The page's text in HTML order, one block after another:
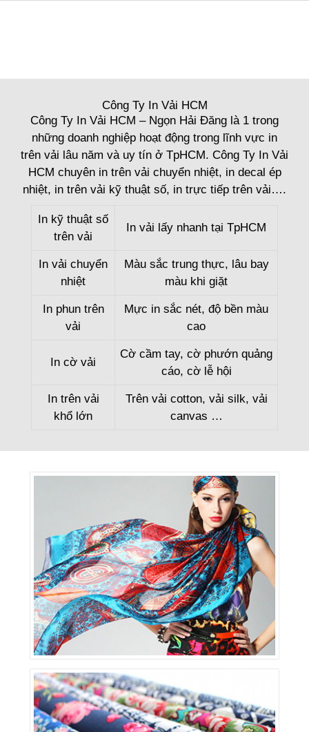
Công Ty In Vải HCM
Công Ty In Vải HCM – Ngọn Hải Đăng là 1 trong
những doanh nghiệp hoạt động trong lĩnh vực in
trên vải lâu năm và uy tín ở TpHCM. Công Ty In Vải
HCM chuyên in trên vải chuyển nhiệt, in decal ép
nhiệt, in trên vải kỹ thuật số, in trực tiếp trên vải….
In kỹ thuật số
trên vải
In vải lấy nhanh tại TpHCM
In vải chuyển
nhiệt
Màu sắc trung thực, lâu bay
màu khi giặt
In phun trên
vải
Mực in sắc nét, độ bền màu
cao
In cờ vải
Cờ cầm tay, cờ phướn quảng
cáo, cờ lễ hội
In trên vải
khổ lớn
Trên vải cotton, vải silk, vải
canvas …